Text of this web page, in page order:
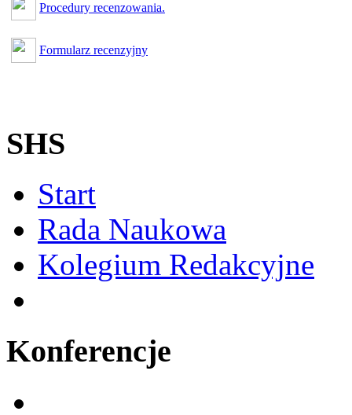
Procedury recenzowania.
Formularz recenzyjny
SHS
Start
Rada Naukowa
Kolegium Redakcyjne
Konferencje